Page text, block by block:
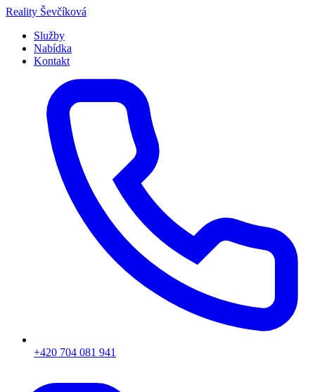
Přeskočit
obsah
Reality Ševčíková
Služby
Nabídka
Kontakt
+420 704 081 941